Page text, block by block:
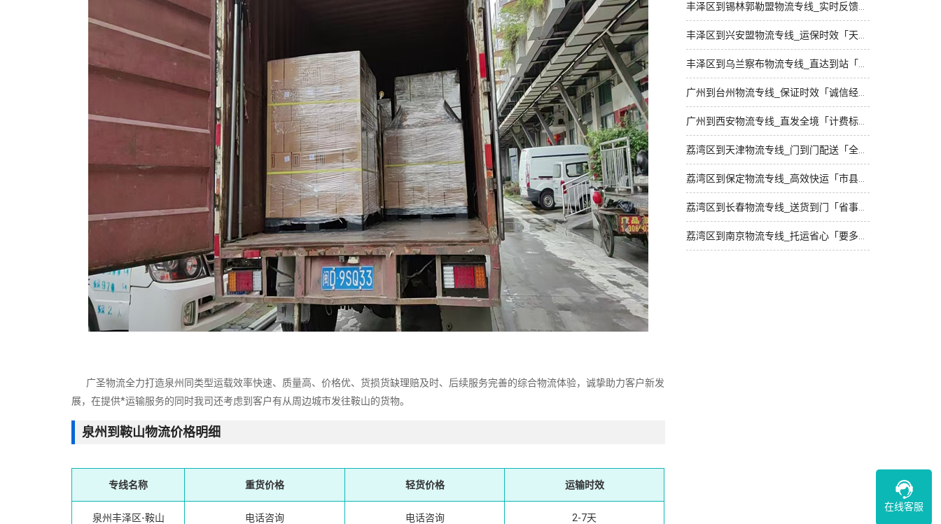
广圣物流全力打造泉州同类型运载效率快速、质量高、价格优、货损货缺理赔及时、后续服务完善的综合物流体验，诚挚助力客户新发
展，在提供*运输服务的同时我司还考虑到客户有从周边城市发往鞍山的货物。
泉州到鞍山物流价格明细
专线名称 重货价格 轻货价格 运输时效
泉州丰泽区-鞍山 电话咨询 电话咨询 2-7天
丰泽区到锡林郭勒盟物流专线_实时反馈「合理收费」
丰泽区到兴安盟物流专线_运保时效「天天发车」
丰泽区到乌兰察布物流专线_直达到站「专业调车」
广州到台州物流专线_保证时效「诚信经营」
广州到西安物流专线_直发全境「计费标准」
荔湾区到天津物流专线_门到门配送「全程定位」
荔湾区到保定物流专线_高效快运「市县闪送」
荔湾区到长春物流专线_送货到门「省事省心」
荔湾区到南京物流专线_托运省心「要多少钱」
在线客服